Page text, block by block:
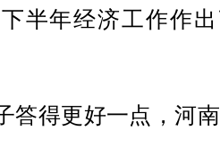
半年经济工作作
得更好一点，河